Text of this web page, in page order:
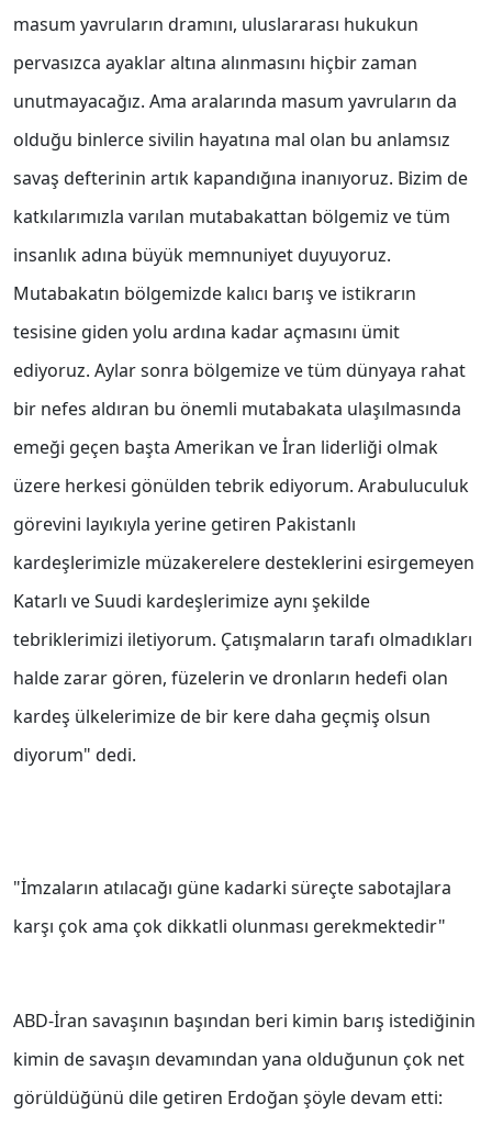
masum yavruların dramını, uluslararası hukukun
pervasızca ayaklar altına alınmasını hiçbir zaman
unutmayacağız. Ama aralarında masum yavruların da
olduğu binlerce sivilin hayatına mal olan bu anlamsız
savaş defterinin artık kapandığına inanıyoruz. Bizim de
katkılarımızla varılan mutabakattan bölgemiz ve tüm
insanlık adına büyük memnuniyet duyuyoruz.
Mutabakatın bölgemizde kalıcı barış ve istikrarın
tesisine giden yolu ardına kadar açmasını ümit
ediyoruz. Aylar sonra bölgemize ve tüm dünyaya rahat
bir nefes aldıran bu önemli mutabakata ulaşılmasında
emeği geçen başta Amerikan ve İran liderliği olmak
üzere herkesi gönülden tebrik ediyorum. Arabuluculuk
görevini layıkıyla yerine getiren Pakistanlı
kardeşlerimizle müzakerelere desteklerini esirgemeyen
Katarlı ve Suudi kardeşlerimize aynı şekilde
tebriklerimizi iletiyorum. Çatışmaların tarafı olmadıkları
halde zarar gören, füzelerin ve dronların hedefi olan
kardeş ülkelerimize de bir kere daha geçmiş olsun
diyorum" dedi.
"İmzaların atılacağı güne kadarki süreçte sabotajlara
karşı çok ama çok dikkatli olunması gerekmektedir"
ABD-İran savaşının başından beri kimin barış istediğinin
kimin de savaşın devamından yana olduğunun çok net
görüldüğünü dile getiren Erdoğan şöyle devam etti: